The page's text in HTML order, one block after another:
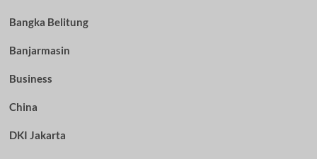
Bangka Belitung
Banjarmasin
Business
China
DKI Jakarta